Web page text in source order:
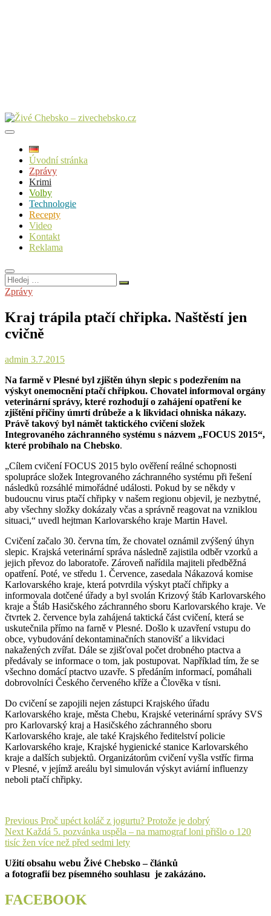
Úvodní stránka
Zprávy
Krimi
Volby
Technologie
Recepty
Video
Kontakt
Reklama
Hledej
…
Zprávy
Kraj trápila ptačí chřipka. Naštěstí jen
cvičně
admin 3.7.2015
Na farmě v Plesné byl zjištěn úhyn slepic s podezřením na
výskyt onemocnění ptačí chřipkou. Chovatel informoval orgány
veterinární správy, které rozhodují o zahájení opatření ke
zjištění příčiny úmrtí drůbeže a k likvidaci ohniska nákazy.
Právě takový byl námět taktického cvičení složek
Integrovaného záchranného systému s názvem „FOCUS 2015“,
které probíhalo na Chebsko.
„Cílem cvičení FOCUS 2015 bylo ověření reálné schopnosti
spolupráce složek Integrovaného záchranného systému při řešení
následků rozsáhlé mimořádné události. Pokud by se někdy v
budoucnu virus ptačí chřipky v našem regionu objevil, je nezbytné,
aby všechny složky dokázaly včas a správně reagovat na vzniklou
situaci,“ uvedl hejtman Karlovarského kraje Martin Havel.
Cvičení začalo 30. června tím, že chovatel oznámil zvýšený úhyn
slepic. Krajská veterinární správa následně zajistila odběr vzorků a
jejich převoz do laboratoře. Zároveň nařídila majiteli předběžná
opatření. Poté, ve středu 1. Července, zasedala Nákazová komise
Karlovarského kraje, která potvrdila výskyt ptačí chřipky a
informovala dotčené úřady a byl svolán Krizový štáb Karlovarského
kraje a Štáb Hasičského záchranného sboru Karlovarského kraje. Ve
čtvrtek 2. července byla zahájená taktická část cvičení, která se
uskutečnila přímo na farně v Plesné. Došlo k uzavření vstupu do
obce, vybudování dekontaminačních stanovišť a likvidaci
nakažených zvířat. Dále se zjišťoval počet drobného ptactva a
předávaly se informace o tom, jak postupovat. Například tím, že se
všechno domácí ptactvo uzavře. S předáním informací, pomáhali
dobrovolníci Českého červeného kříže a Člověka v tísni.
Do cvičení se zapojili nejen zástupci Krajského úřadu
Karlovarského kraje, města Chebu, Krajské veterinární správy SVS
pro Karlovarský kraj a Hasičského záchranného sboru
Karlovarského kraje, ale také Krajského ředitelství policie
Karlovarského kraje, Krajské hygienické stanice Karlovarského
kraje a dalších subjektů. Organizátorům cvičení vyšla vstříc firma
v Plesné, v jejímž areálu byl simulován výskyt aviární influenzy
neboli ptačí chřipky.
Navigace
pro
příspěvek
Previous Previous
post:
Proč upéct koláč z jogurtu? Protože je dobrý
Next Next
post:
Každá 5. pozvánka uspěla – na mamograf loni přišlo o 120
tisíc žen více než před sedmi lety
Užití obsahu webu Živé Chebsko – článků
a fotografií bez písemného souhlasu je zakázáno.
FACEBOOK